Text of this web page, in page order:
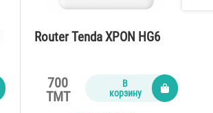
Router Tenda XPON HG6
700
TMT
В
корзину